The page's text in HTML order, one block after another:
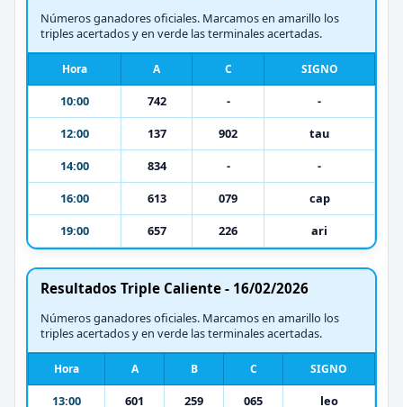
Números ganadores oficiales. Marcamos en amarillo los
triples acertados y en verde las terminales acertadas.
Hora A C SIGNO
10:00 742 -
-
12:00
137 902
tau
14:00
834 -
-
16:00
613 079
cap
19:00
657 226 ari
Resultados Triple Caliente - 16/02/2026
Números ganadores oficiales. Marcamos en amarillo los
triples acertados y en verde las terminales acertadas.
Hora A B C SIGNO
13:00 601 259 065
leo